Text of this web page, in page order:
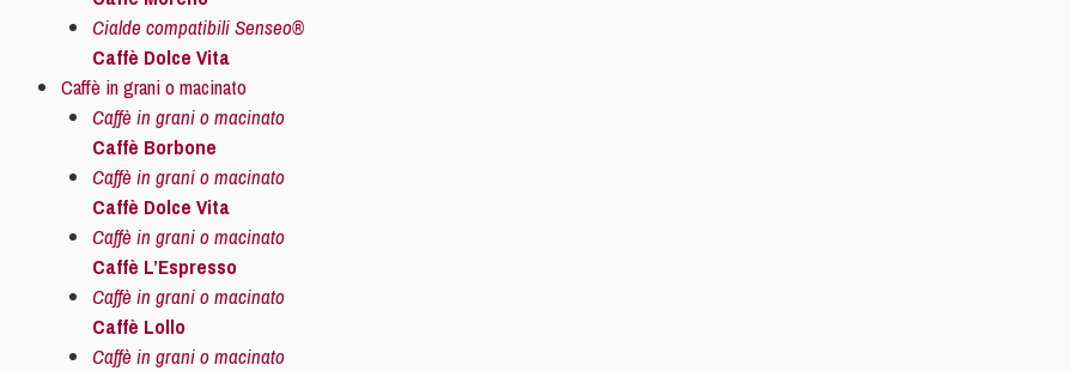
Cialde compatibili Senseo®
Caffè Dolce Vita
Caffè in grani o macinato
Caffè in grani o macinato
Caffè Borbone
Caffè in grani o macinato
Caffè Dolce Vita
Caffè in grani o macinato
Caffè L’Espresso
Caffè in grani o macinato
Caffè Lollo
Caffè in grani o macinato